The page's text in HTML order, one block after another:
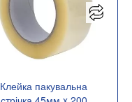
Клейка пакувальна